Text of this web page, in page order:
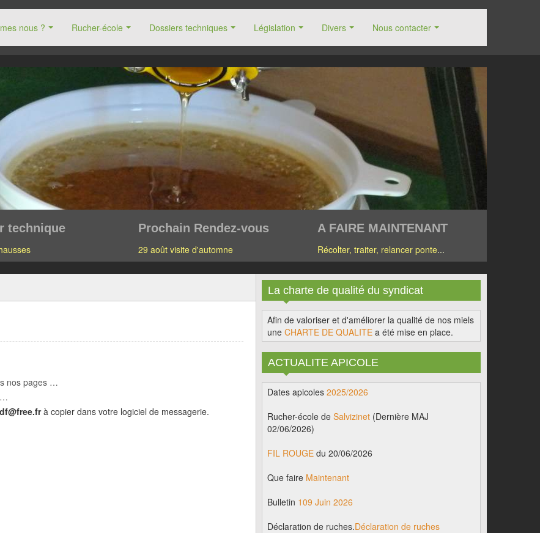
nous ? Rucher-école Dossiers techniques Législation Divers Nous contacter
technique Prochain Rendez-vous
29 août visite d'automne
A FAIRE MAINTENANT
Récolter, traiter, relancer ponte...
nos pages …
…
à copier dans votre logiciel de messagerie.
La charte de qualité du syndicat
Afin de valoriser et d'améliorer la qualité de nos miels
une CHARTE DE QUALITE a été mise en place.
ACTUALITE APICOLE
Dates apicoles 2025/2026
Rucher-école de Salvizinet (Dernière MAJ
02/06/2026)
FIL ROUGE du 20/06/2026
Que faire Maintenant
Bulletin 109 Juin 2026
Déclaration de ruches.Déclaration de ruches